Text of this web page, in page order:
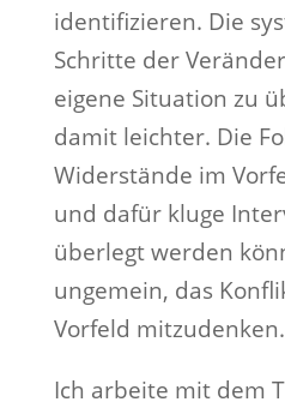
identifizieren. Die
Schritte der
eigene Situation zu
damit leichter. Die
Widerstände im
und dafür kluge
überlegt werden
ungemein, das
Vorfeld mitzudenken.
Ich arbeite mit dem